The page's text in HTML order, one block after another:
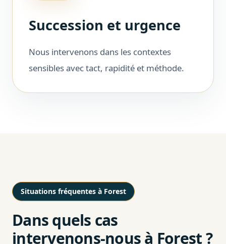
Succession et urgence
Nous intervenons dans les contextes
sensibles avec tact, rapidité et méthode.
Situations fréquentes à Forest
Dans quels cas
intervenons-nous à Forest ?